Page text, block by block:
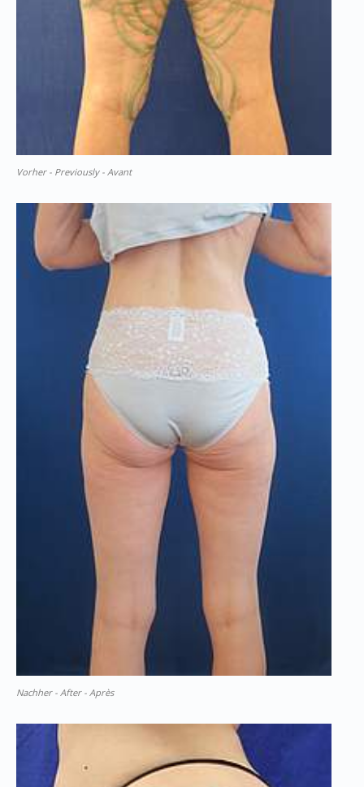
Vorher - Previously - Avant
Nachher - After - Après